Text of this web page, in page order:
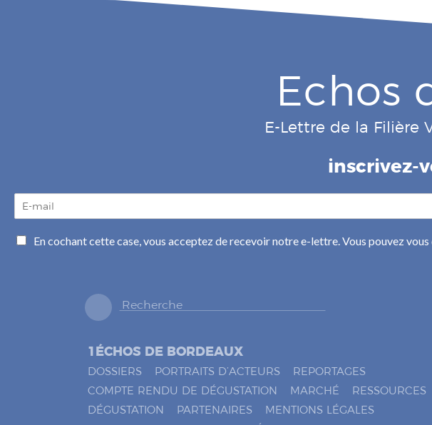
Echos
E-Lettre de la Filière
inscrivez-
a
C
En cochant cette case, vous acceptez de recevoir notre e-lettre. Vous pouvez
1ÉCHOS DE BORDEAUX
DOSSIERS PORTRAITS D’ACTEURS
REPORTAGES
COMPTE RENDU DE DÉGUSTATION
MARCHÉ
RESSOURCES
DÉGUSTATION
PARTENAIRES
MENTIONS LÉGALES